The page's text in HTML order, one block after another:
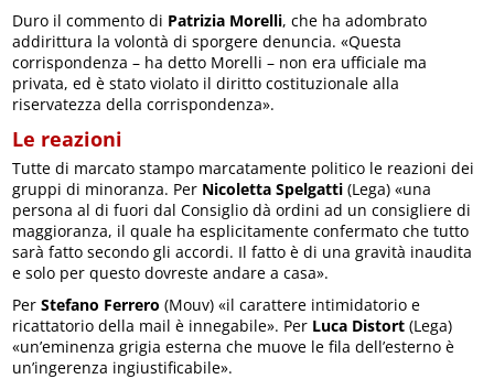
Duro il commento di Patrizia Morelli, che ha adombrato
addirittura la volontà di sporgere denuncia. «Questa
corrispondenza – ha detto Morelli – non era ufficiale ma
privata, ed è stato violato il diritto costituzionale alla
riservatezza della corrispondenza».
Le reazioni
Tutte di marcato stampo marcatamente politico le reazioni dei
gruppi di minoranza. Per Nicoletta Spelgatti(Lega) «una
persona al di fuori dal Consiglio dà ordini ad un consigliere di
maggioranza, il quale ha esplicitamente confermato che tutto
sarà fatto secondo gli accordi. Il fatto è di una gravità inaudita
e solo per questo dovreste andare a casa».
PerStefano Ferrero (Mouv) «il carattere intimidatorio e
ricattatorio della mail è innegabile». Per Luca Distort(Lega)
«un’eminenza grigia esterna che muove le fila dell’esterno è
un’ingerenza ingiustificabile».